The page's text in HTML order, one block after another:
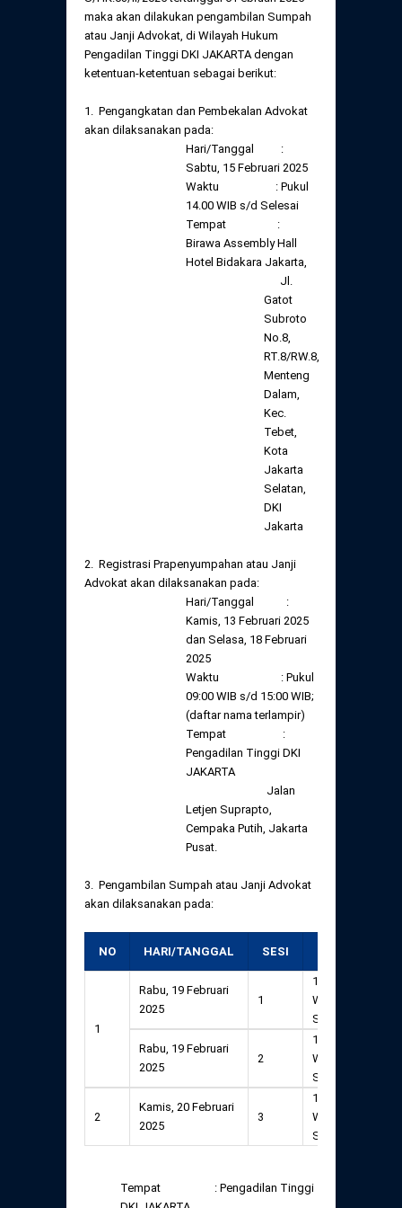
Perubahan Peraturan Perpindahan Domisili
Anggota
Daftar Perkara Dewan Kehormatan Pusat
Daftar Perkara Dewan Kehormatan Daerah
maka akan dilakukan pengambilan Sumpah
atau Janji Advokat, di Wilayah Hukum
Pengadilan Tinggi DKI JAKARTA dengan
ketentuan-ketentuan sebagai berikut:
1. Pengangkatan dan Pembekalan Advokat
akan dilaksanakan pada:
Hari/Tanggal :
Sabtu, 15 Februari 2025
Waktu : Pukul
14.00 WIB s/d Selesai
Tempat :
Birawa Assembly Hall
Hotel Bidakara Jakarta,
Jl.
Gatot
Subroto
No.8,
RT.8/RW.8,
Menteng
Dalam,
Kec.
Tebet,
Kota
Jakarta
Selatan,
DKI
Jakarta
2. Registrasi Prapenyumpahan atau Janji
Advokat akan dilaksanakan pada:
Hari/Tanggal :
Kamis, 13 Februari 2025
dan Selasa, 18 Februari
2025
Waktu : Pukul
09:00 WIB s/d 15:00 WIB;
(daftar nama terlampir)
Tempat :
Pengadilan Tinggi DKI
JAKARTA
Jalan
Letjen Suprapto,
Cempaka Putih, Jakarta
Pusat.
3. Pengambilan Sumpah atau Janji Advokat
akan dilaksanakan pada:
NO HARI/TANGGAL SESI
1
Rabu, 19 Februari
2025
1
10:00
WIB -
Selesai
Rabu, 19 Februari
2025
2
14:00
WIB -
Selesai
2
Kamis, 20 Februari
2025
3
10:00
WIB -
Selesai
Tempat : Pengadilan Tinggi